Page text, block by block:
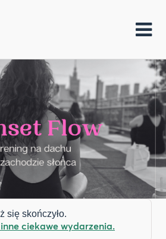
się skończyło.
ciekawe wydarzenia.